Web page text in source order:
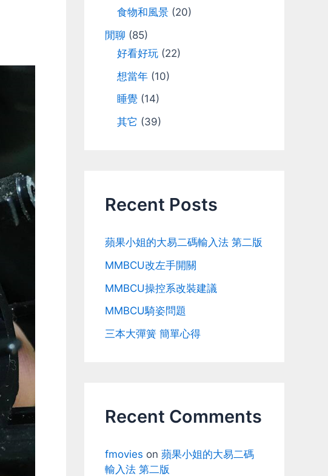
食物和風景 (20)
閒聊 (85)
好看好玩 (22)
想當年 (10)
睡覺 (14)
其它 (39)
Recent Posts
蘋果小姐的大易二碼輸入法 第二版
MMBCU改左手開關
MMBCU操控系改裝建議
MMBCU騎姿問題
三本大彈簧 簡單心得
Recent Comments
fmovies on 蘋果小姐的大易二碼
輸入法 第二版